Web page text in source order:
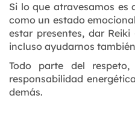
Si lo que atravesamos es
como un estado
estar presentes, dar
incluso ayudarnos
Todo parte del
responsabilidad
demás.